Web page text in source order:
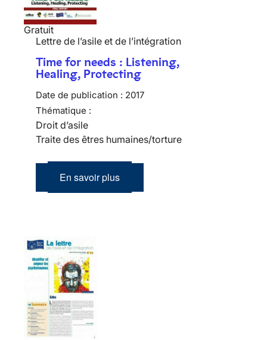
Gratuit
Lettre de l’asile et de l’intégration
Time for needs : Listening,
Healing, Protecting
Date de publication : 2017
Thématique :
Droit d’asile
Traite des êtres humaines/torture
En savoir plus